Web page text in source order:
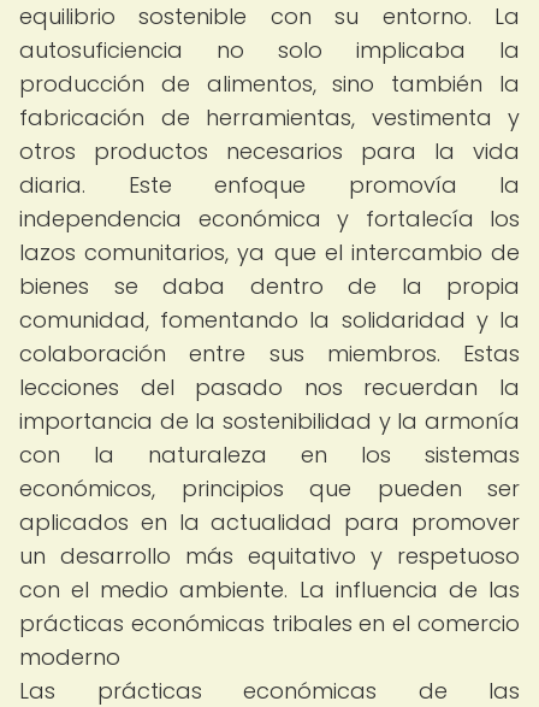
equilibrio sostenible con su entorno. La
autosuficiencia no solo implicaba la
producción de alimentos, sino también la
fabricación de herramientas, vestimenta y
otros productos necesarios para la vida
diaria. Este enfoque promovía la
independencia económica y fortalecía los
lazos comunitarios, ya que el intercambio de
bienes se daba dentro de la propia
comunidad, fomentando la solidaridad y la
colaboración entre sus miembros. Estas
lecciones del pasado nos recuerdan la
importancia de la sostenibilidad y la armonía
con la naturaleza en los sistemas
económicos, principios que pueden ser
aplicados en la actualidad para promover
un desarrollo más equitativo y respetuoso
con el medio ambiente. La influencia de las
prácticas económicas tribales en el comercio
moderno
Las prácticas económicas de las